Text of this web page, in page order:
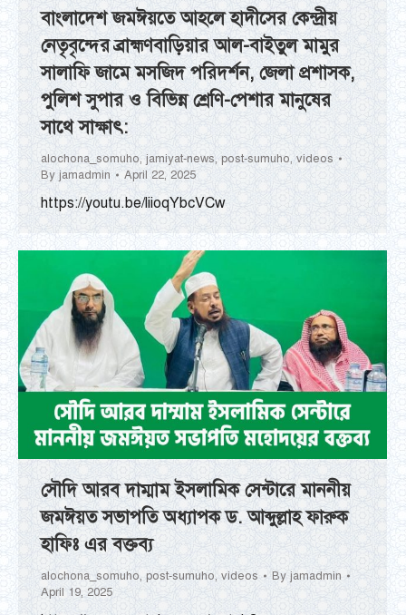
বাংলাদেশ জমঈয়তে আহলে হাদীসের কেন্দ্রীয়
নেতৃবৃন্দের ব্রাহ্মণবাড়িয়ার আল-বাইতুল মামুর
সালাফি জামে মসজিদ পরিদর্শন, জেলা প্রশাসক,
পুলিশ সুপার ও বিভিন্ন শ্রেণি-পেশার মানুষের
সাথে সাক্ষাৎ:
alochona_somuho, jamiyat-news, post-sumuho, videos
By jamadmin April 22, 2025
https://youtu.be/liioqYbcVCw
সৌদি আরব দাম্মাম ইসলামিক সেন্টারে মাননীয়
জমঈয়ত সভাপতি অধ্যাপক ড. আব্দুল্লাহ ফারুক
হাফিঃ এর বক্তব্য
alochona_somuho, post-sumuho, videos By jamadmin
April 19, 2025